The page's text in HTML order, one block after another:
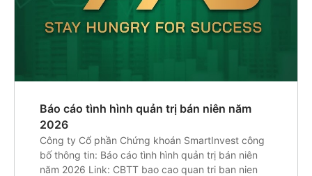
Báo cáo tình hình quản trị bán niên năm
2026
Công ty Cổ phần Chứng khoán SmartInvest công
bố thông tin: Báo cáo tình hình quản trị bán niên
năm 2026 Link: CBTT bao cao quan tri ban nien